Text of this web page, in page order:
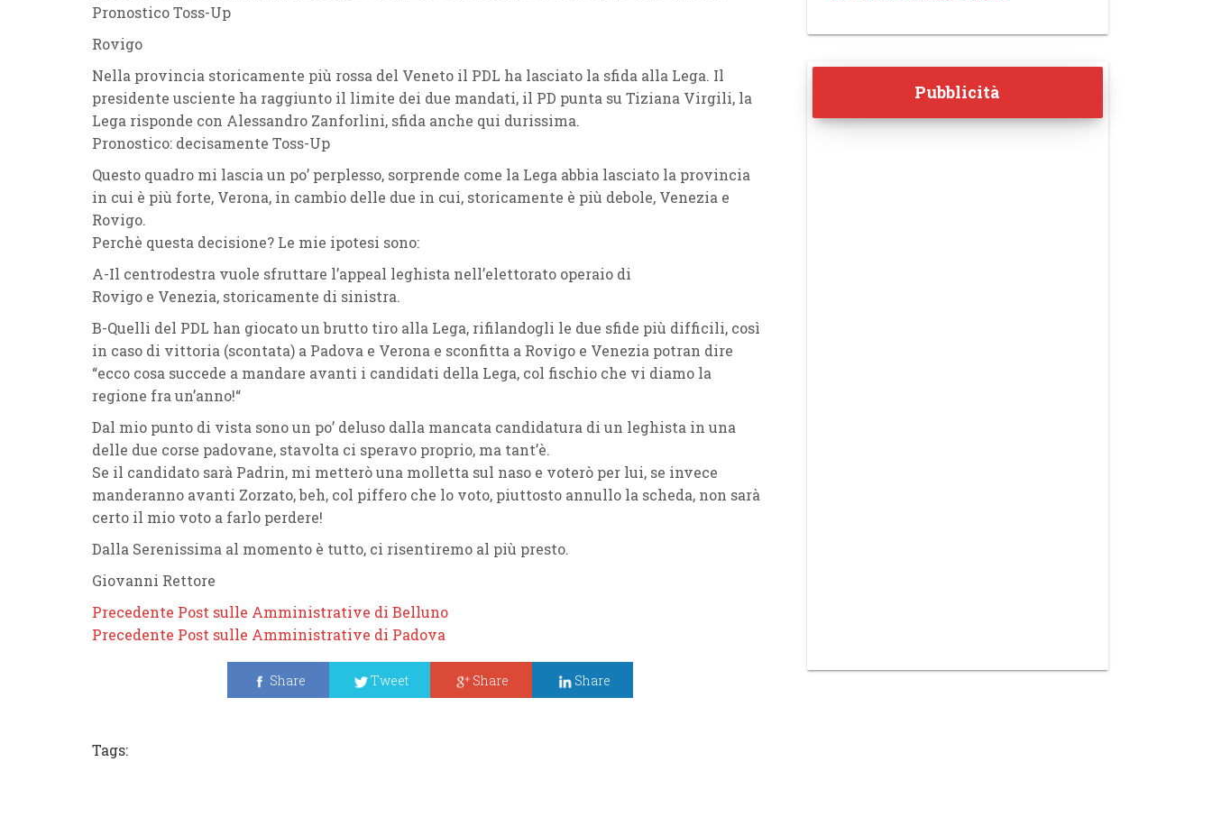
PronosticoToss-Up
Rovigo
Nella provincia storicamente più rossa del Veneto il PDL ha lasciato la sfida alla Lega. Il
presidente usciente ha raggiunto il limite dei due mandati, il PD punta su Tiziana Virgili, la
Lega risponde con Alessandro Zanforlini, sfida anche qui durissima.
Pronostico: decisamente Toss-Up
Questo quadro mi lascia un po’ perplesso, sorprende come la Lega abbia lasciato la provincia
in cui è più forte, Verona, in cambio delle due in cui, storicamente è più debole, Venezia e
Rovigo.
Perchè questa decisione? Le mie ipotesi sono:
A-Il centrodestra vuole sfruttare l’appeal leghista nell’elettorato operaio di
Rovigo e Venezia, storicamente di sinistra.
B-Quelli del PDL han giocato un brutto tiro alla Lega, rifilandogli le due sfide più difficili, così
in caso di vittoria (scontata) a Padova e Verona e sconfitta a Rovigo e Venezia potran dire
“ecco cosa succede a mandare avanti i candidati della Lega, col fischio che vi diamo la
regione fra un’anno!“
Dal mio punto di vista sono un po’ deluso dalla mancata candidatura di un leghista in una
delle due corse padovane, stavolta ci speravo proprio, ma tant’è.
Se il candidato sarà Padrin, mi metterò una molletta sul naso e voterò per lui, se invece
manderanno avanti Zorzato, beh, col piffero che lo voto, piuttosto annullo la scheda, non sarà
certo il mio voto a farlo perdere!
Dalla Serenissima al momento è tutto, ci risentiremo al più presto.
Giovanni Rettore
Precedente Post sulle Amministrative di Belluno
Precedente Post sulle Amministrative di Padova
Share Tweet Share Share
Tags:
Pubblicità